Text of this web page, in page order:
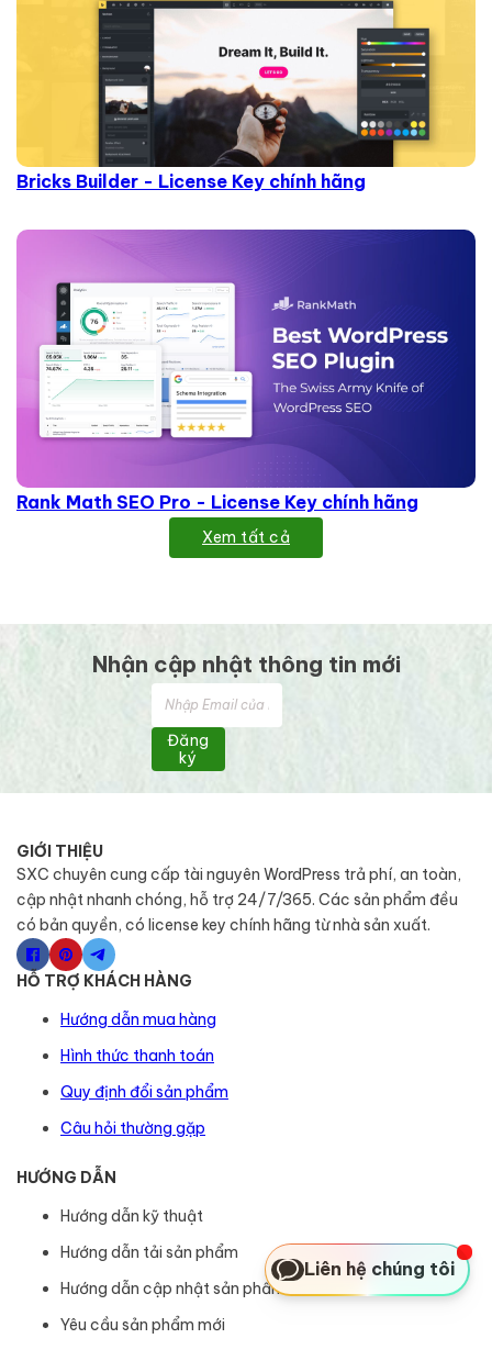
Bricks Builder - License Key chính hãng
Rank Math SEO Pro - License Key chính hãng
Xem tất cả
Nhận cập nhật thông tin mới
Đăng
ký
GIỚI THIỆU
SXC chuyên cung cấp tài nguyên WordPress trả phí, an toàn,
cập nhật nhanh chóng, hỗ trợ 24/7/365. Các sản phẩm đều
có bản quyền, có license key chính hãng từ nhà sản xuất.
HỖ TRỢ KHÁCH HÀNG
Hướng dẫn mua hàng
Hình thức thanh toán
Quy định đổi sản phẩm
Câu hỏi thường gặp
HƯỚNG DẪN
Hướng dẫn kỹ thuật
Hướng dẫn tải sản phẩm
Hướng dẫn cập nhật sản phẩm
Yêu cầu sản phẩm mới
Liên hệ chúng tôi